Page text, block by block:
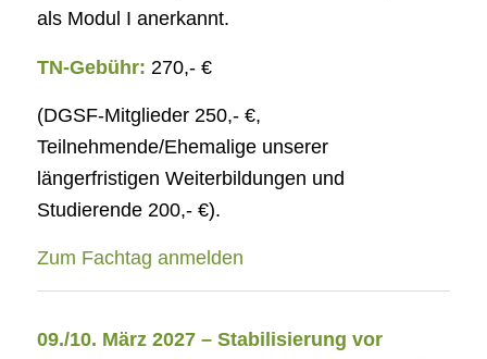
als Modul I anerkannt.
TN-Gebühr: 270,- €
(DGSF-Mitglieder 250,- €,
Teilnehmende/Ehemalige unserer
längerfristigen Weiterbildungen und
Studierende 200,- €).
Zum Fachtag anmelden
09./10. März 2027 – Stabilisierung vor